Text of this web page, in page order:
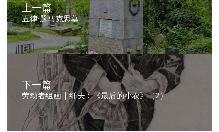
上一篇
五律·题马克思墓
下一篇
劳动者组画 | 纤夫：《最后的小农》（2）